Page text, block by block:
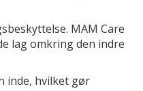
MAM Care
lag omkring den indre
inde, hvilket gør